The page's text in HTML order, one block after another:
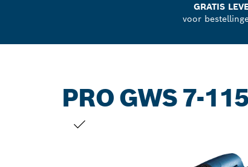
GRATIS
voor
PRO GWS 7-